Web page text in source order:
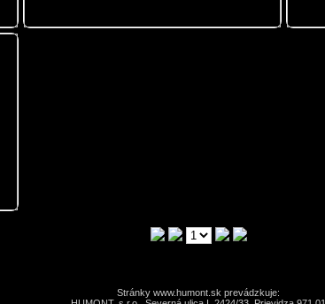
Stránky www.humont.sk prevádzkuje: